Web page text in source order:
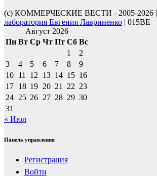
(с) КОММЕРЧЕСКИЕ ВЕСТИ - 2005-2026 |
лаборатория Евгения Лавриненко | 015BE
Август 2026
Пн Вт Ср Чт Пт Сб Вс
1
2
3
4 5 6 7 8
9
10 11 12 13 14 15 16
17 18 19 20 21 22 23
24 25 26 27 28 29 30
31
« Июл
Панель управления
Регистрация
Войти